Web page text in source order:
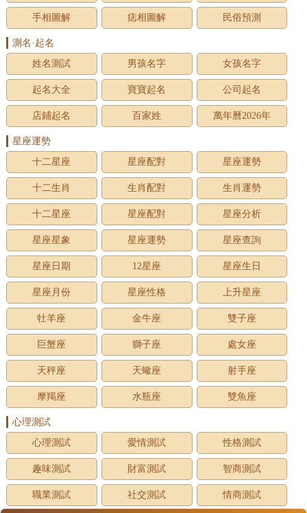
手相圖解 痣相圖解 民俗預測
測名·起名
姓名測試
男孩名字 女孩名字
起名大全 寶寶起名 公司起名
店鋪起名 百家姓 萬年曆2026年
星座運勢
十二星座
星座配對 星座運勢
十二生肖 生肖配對 生肖運勢
十二星座 星座配對 星座分析
星座星象 星座運勢 星座查詢
星座日期 12星座 星座生日
星座月份 星座性格 上升星座
牡羊座 金牛座 雙子座
巨蟹座 獅子座 處女座
天秤座 天蠍座 射手座
摩羯座 水瓶座 雙魚座
心理測試
心理測試
愛情測試 性格測試
趣味測試 財富測試 智商測試
職業測試 社交測試 情商測試